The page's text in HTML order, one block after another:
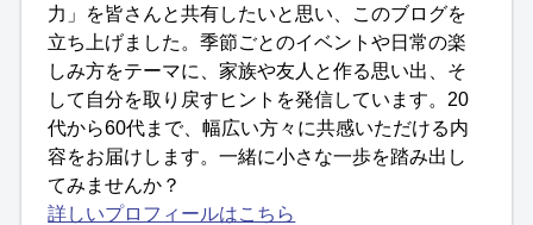
力」を皆さんと共有したいと思い、このブログを
立ち上げました。季節ごとのイベントや日常の楽
しみ方をテーマに、家族や友人と作る思い出、そ
して自分を取り戻すヒントを発信しています。20
代から60代まで、幅広い方々に共感いただける内
容をお届けします。一緒に小さな一歩を踏み出し
てみませんか？
詳しいプロフィールはこちら